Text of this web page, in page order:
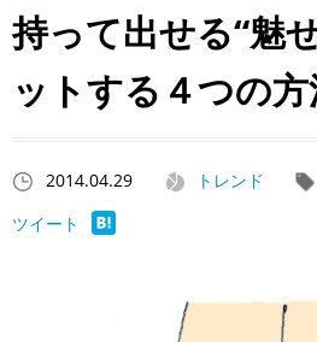
持って出せる“魅
ットする４つの
2014.04.29 トレンド
ツイート